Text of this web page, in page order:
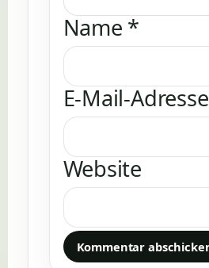
Name *
E-Mail-Adresse
Website